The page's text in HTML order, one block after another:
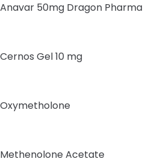
Anavar 50mg Dragon Pharma
Cernos Gel 10 mg
Oxymetholone
Methenolone Acetate